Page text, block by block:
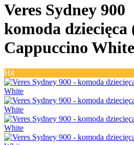
Veres Sydney 900
komoda dziecięca
Cappuccino White
Hit